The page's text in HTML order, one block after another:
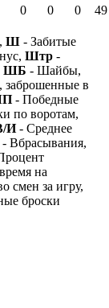
0 0 0
49
Ш - Забитые
Штр -
ШБ - Шайбы,
в
- Победные
по воротам,
И- Среднее
- Вбрасывания,
на
смен за игру,
броски